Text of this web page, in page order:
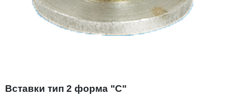
Вставки тип 2 форма "C"